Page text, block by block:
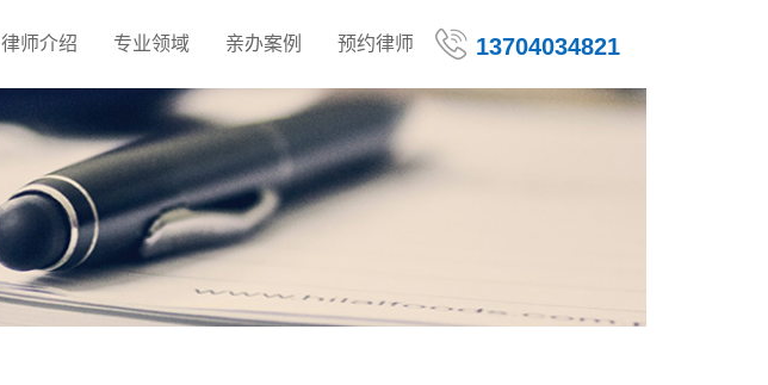
律师介绍 专业领域 亲办案例 预约律师 13704034821